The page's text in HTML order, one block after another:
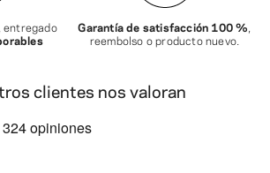
entregado
Garantía de satisfacción 100 %
reembolso o producto nuevo.
clientes nos valoran